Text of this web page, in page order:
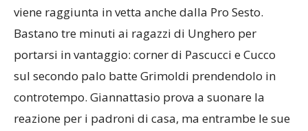
viene raggiunta in vetta anche dalla Pro Sesto.
Bastano tre minuti ai ragazzi di Unghero per
portarsi in vantaggio: corner di Pascucci e Cucco
sul secondo palo batte Grimoldi prendendolo in
controtempo. Giannattasio prova a suonare la
reazione per i padroni di casa, ma entrambe le sue